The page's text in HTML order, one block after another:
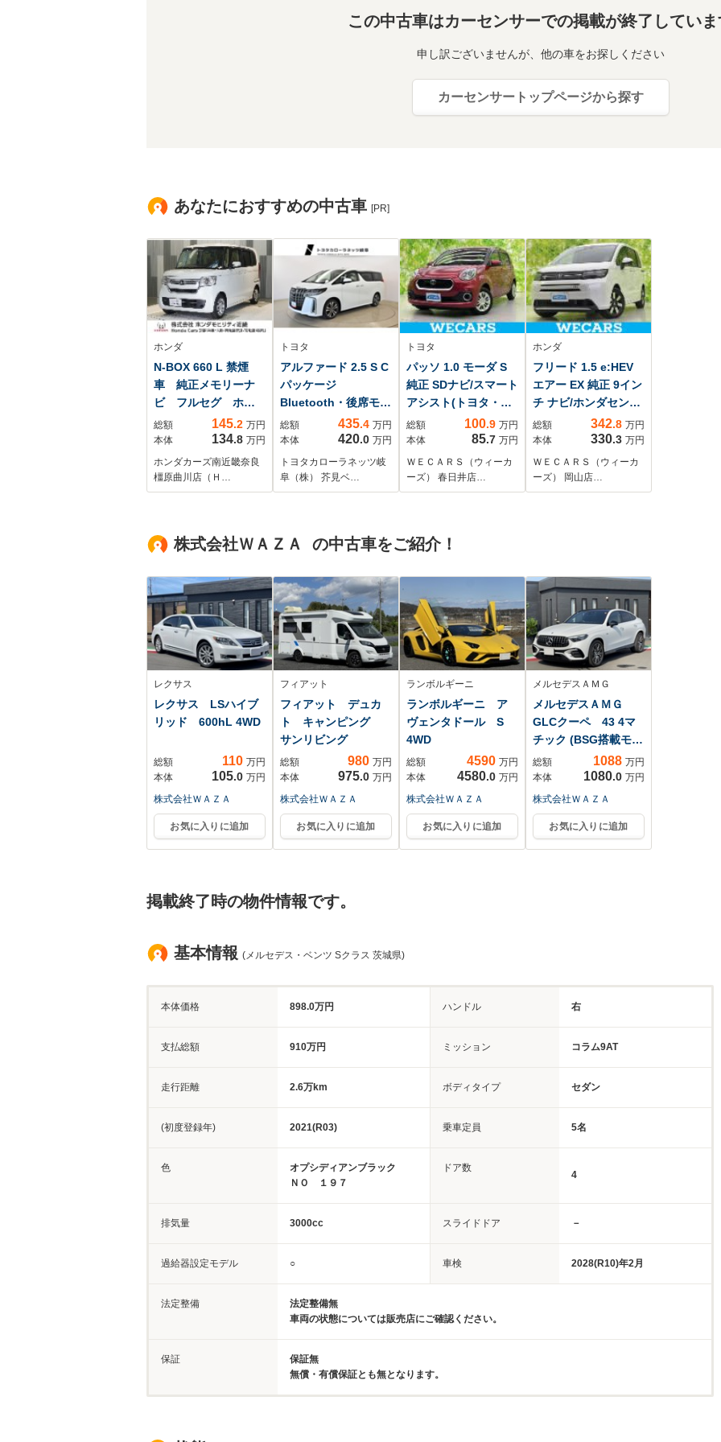
この中古車はカーセンサーでの掲載が終了していま
申し訳ございませんが、他の車をお探しください
カーセンサートップページから探す
あなたにおすすめの中古車 [PR]
ホンダ
N-BOX 660 L 禁煙
車 純正メモリーナ
ビ フルセグ ホン
ダセンシング LED
ヘッドライト クル
ーズコントロール
シートヒーター
CD DVD SD
走行無制限保証
総額 145.2 万円
本体
134.8 万円
ホンダカーズ南近畿奈良
橿原曲川店（Ｈ…
トヨタ
アルファード 2.5 S C
パッケージ
Bluetooth・後席モニ
ター・CD・DVDデッ
キ・ステアリングヒ
ーター・サンルー
フ・AC100W
総額 435.4 万円
本体
420.0 万円
トヨタカローラネッツ岐
阜（株） 芥見ベ…
トヨタ
パッソ 1.0 モーダ S
純正 SDナビ/スマート
アシスト(トヨタ・ダ
イハツ)/ドライブレコ
ーダー 前後/ヘッドラ
ンプ LED/Bluetooth
接続/ETC/バックモニ
ター/フルセグTV/DVD
総額 100.9 万円
本体
85.7 万円
ＷＥＣＡＲＳ（ウィーカ
ーズ） 春日井店…
ホンダ
フリード 1.5 e:HEV
エアー EX 純正 9イン
チ ナビ/ホンダセンシ
ング/両側電動スライ
ドドア/シートヒータ
ー 前席/車線逸脱防止
支援システム/登録済
未使用車/ヘッドラン
総額 342.8 万円
本体
330.3 万円
ＷＥＣＡＲＳ（ウィーカ
ーズ） 岡山店…
株式会社ＷＡＺＡ の中古車をご紹介！
レクサス
レクサス LSハイブ
リッド 600hL 4WD
総額 110 万円
本体
105.0 万円
株式会社ＷＡＺＡ
お気に入りに追加
フィアット
フィアット デュカ
ト キャンピング
サンリビング
総額 980 万円
本体
975.0 万円
株式会社ＷＡＺＡ
お気に入りに追加
ランボルギーニ
ランボルギーニ ア
ヴェンタドール S
4WD
総額 4590 万円
本体
4580.0 万円
株式会社ＷＡＺＡ
お気に入りに追加
メルセデスＡＭＧ
メルセデスＡＭＧ
GLCクーペ 43 4マ
チック (BSG搭載モデ
ル)...
総額 1088 万円
本体
1080.0 万円
株式会社ＷＡＺＡ
お気に入りに追加
掲載終了時の物件情報です。
基本情報 (メルセデス・ベンツ Sクラス 茨城県)
本体価格 898.0万円 ハンドル 右
支払総額 910万円 ミッション コラム9AT
走行距離 2.6万km ボディタイプ セダン
(初度登録年) 2021(R03) 乗車定員 5名
色
オプシディアンブラック
ＮＯ １９７
ドア数
4
排気量 3000cc スライドドア －
過給器設定モデル ○ 車検 2028(R10)年2月
法定整備
法定整備無
車両の状態については販売店にご確認ください。
保証
保証無
無償・有償保証とも無となります。